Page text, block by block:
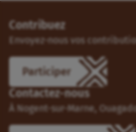
Contribuez
Envoyez-nous vos
Participer
Contactez-nous
À Nogent-sur-Marne,